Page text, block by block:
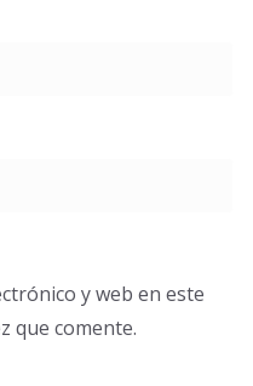
y web en este
que comente.